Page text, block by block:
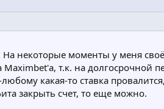
На некоторые моменты у меня
т.к. на долгосрочной
какая-то ставка
закрыть счет, то еще можно.